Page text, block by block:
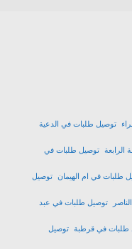
توصيل طلبات في الدعية
توصيل طلبات في
طلبات في ام الهيمان توصيل
توصيل طلبات في عبد
طلبات في قرطبة توصيل